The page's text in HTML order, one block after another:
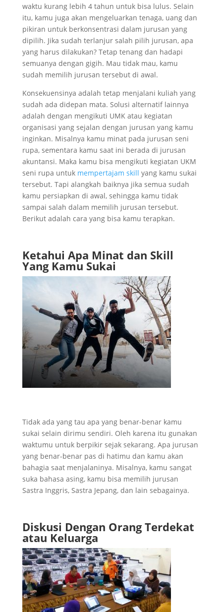
waktu kurang lebih 4 tahun untuk bisa lulus. Selain
itu, kamu juga akan mengeluarkan tenaga, uang dan
pikiran untuk berkonsentrasi dalam jurusan yang
dipilih. Jika sudah terlanjur salah pilih jurusan, apa
yang harus dilakukan? Tetap tenang dan hadapi
semuanya dengan gigih. Mau tidak mau, kamu
sudah memilih jurusan tersebut di awal.
Konsekuensinya adalah tetap menjalani kuliah yang
sudah ada didepan mata. Solusi alternatif lainnya
adalah dengan mengikuti UMK atau kegiatan
organisasi yang sejalan dengan jurusan yang kamu
inginkan. Misalnya kamu minat pada jurusan seni
rupa, sementara kamu saat ini berada di jurusan
akuntansi. Maka kamu bisa mengikuti kegiatan UKM
seni rupa untuk mempertajam skill yang kamu sukai
tersebut. Tapi alangkah baiknya jika semua sudah
kamu persiapkan di awal, sehingga kamu tidak
sampai salah dalam memilih jurusan tersebut.
Berikut adalah cara yang bisa kamu terapkan.
Ketahui Apa Minat dan Skill
Yang Kamu Sukai
Tidak ada yang tau apa yang benar-benar kamu
sukai selain dirimu sendiri. Oleh karena itu gunakan
waktumu untuk berpikir sejak sekarang. Apa jurusan
yang benar-benar pas di hatimu dan kamu akan
bahagia saat menjalaninya. Misalnya, kamu sangat
suka bahasa asing, kamu bisa memilih jurusan
Sastra Inggris, Sastra Jepang, dan lain sebagainya.
Diskusi Dengan Orang Terdekat
atau Keluarga